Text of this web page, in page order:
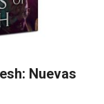
Nuevas